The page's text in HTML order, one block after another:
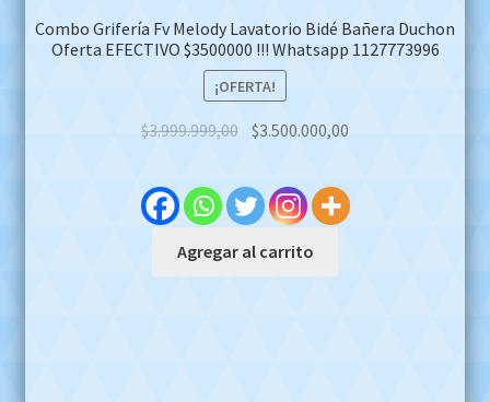
Combo Grifería Fv Melody Lavatorio Bidé Bañera Duchon
Oferta EFECTIVO $3500000 !!! Whatsapp 1127773996
¡OFERTA!
$3.999.999,00 Original
was:
$3.999.999,00.
$3.500.000,00
$3.500.000,00.
Agregar al carrito